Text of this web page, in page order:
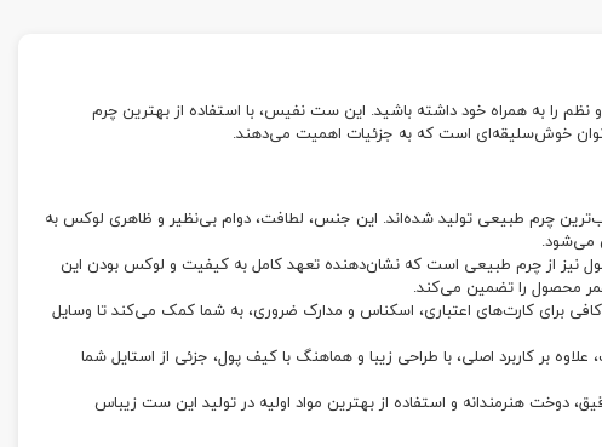
کد 2725 کیفیت، اصالت و نظم را به همراه خود داشته باشید. این ست نفیس، با استفاده از بهترین چرم
بانوان خوش‌سلیقه‌ای است که به جزئیات اهمیت می‌دهند.
چرم طبیعی تولید شده‌اند. این جنس، لطافت، دوام بی‌نظیر و ظاهری لوکس به
می‌شود.
نیز از چرم طبیعی است که نشان‌دهنده تعهد کامل به کیفیت و لوکس بودن این
محصول را تضمین می‌کند.
برای کارت‌های اعتباری، اسکناس و مدارک ضروری، به شما کمک می‌کند تا وسایل
بر کاربرد اصلی، با طراحی زیبا و هماهنگ با کیف پول، جزئی از استایل شما